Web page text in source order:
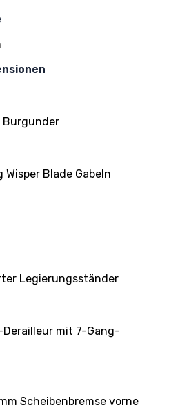
Burgunder
Blade Gabeln
Legierungsständer
Derailleur mit 7-Gang-
Scheibenbremse vorne